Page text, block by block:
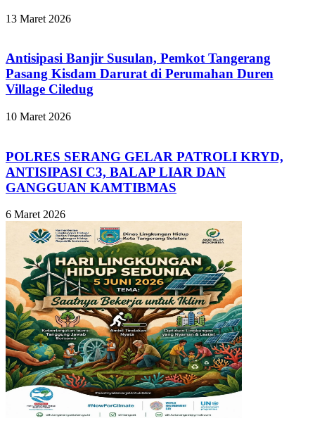
13 Maret 2026
Antisipasi Banjir Susulan, Pemkot Tangerang
Pasang Kisdam Darurat di Perumahan Duren
Village Ciledug
10 Maret 2026
POLRES SERANG GELAR PATROLI KRYD,
ANTISIPASI C3, BALAP LIAR DAN
GANGGUAN KAMTIBMAS
6 Maret 2026